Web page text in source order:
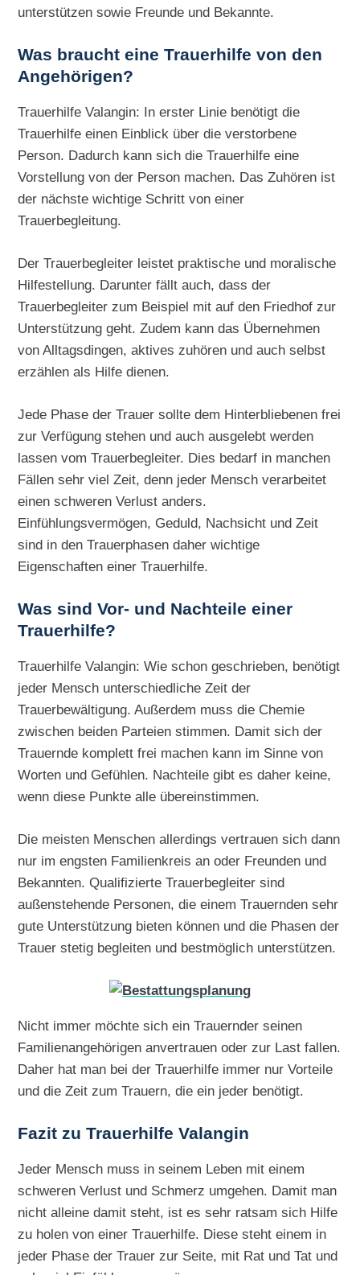
unterstützen sowie Freunde und Bekannte.
Was braucht eine Trauerhilfe von den
Angehörigen?
Trauerhilfe Valangin: In erster Linie benötigt die
Trauerhilfe einen Einblick über die verstorbene
Person. Dadurch kann sich die Trauerhilfe eine
Vorstellung von der Person machen. Das Zuhören ist
der nächste wichtige Schritt von einer
Trauerbegleitung.
Der Trauerbegleiter leistet praktische und moralische
Hilfestellung. Darunter fällt auch, dass der
Trauerbegleiter zum Beispiel mit auf den Friedhof zur
Unterstützung geht. Zudem kann das Übernehmen
von Alltagsdingen, aktives zuhören und auch selbst
erzählen als Hilfe dienen.
Jede Phase der Trauer sollte dem Hinterbliebenen frei
zur Verfügung stehen und auch ausgelebt werden
lassen vom Trauerbegleiter. Dies bedarf in manchen
Fällen sehr viel Zeit, denn jeder Mensch verarbeitet
einen schweren Verlust anders.
Einfühlungsvermögen, Geduld, Nachsicht und Zeit
sind in den Trauerphasen daher wichtige
Eigenschaften einer Trauerhilfe.
Was sind Vor- und Nachteile einer
Trauerhilfe?
Trauerhilfe Valangin: Wie schon geschrieben, benötigt
jeder Mensch unterschiedliche Zeit der
Trauerbewältigung. Außerdem muss die Chemie
zwischen beiden Parteien stimmen. Damit sich der
Trauernde komplett frei machen kann im Sinne von
Worten und Gefühlen. Nachteile gibt es daher keine,
wenn diese Punkte alle übereinstimmen.
Die meisten Menschen allerdings vertrauen sich dann
nur im engsten Familienkreis an oder Freunden und
Bekannten. Qualifizierte Trauerbegleiter sind
außenstehende Personen, die einem Trauernden sehr
gute Unterstützung bieten können und die Phasen der
Trauer stetig begleiten und bestmöglich unterstützen.
Nicht immer möchte sich ein Trauernder seinen
Familienangehörigen anvertrauen oder zur Last fallen.
Daher hat man bei der Trauerhilfe immer nur Vorteile
und die Zeit zum Trauern, die ein jeder benötigt.
Fazit zu Trauerhilfe Valangin
Jeder Mensch muss in seinem Leben mit einem
schweren Verlust und Schmerz umgehen. Damit man
nicht alleine damit steht, ist es sehr ratsam sich Hilfe
zu holen von einer Trauerhilfe. Diese steht einem in
jeder Phase der Trauer zur Seite, mit Rat und Tat und